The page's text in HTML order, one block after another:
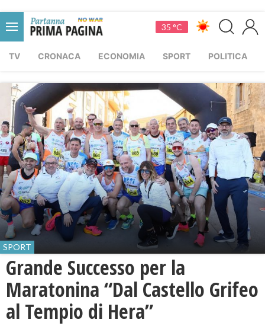
35 °C
TV CRONACA ECONOMIA SPORT POLITICA
SPORT
Grande Successo per la
Maratonina “Dal Castello Grifeo
al Tempio di Hera”